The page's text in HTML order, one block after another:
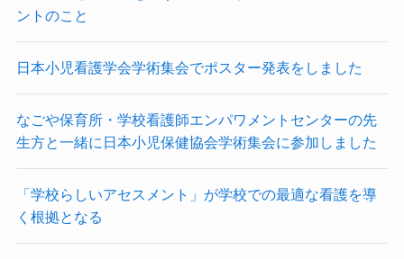
ントのこと
日本小児看護学会学術集会でポスター発表をしました
なごや保育所・学校看護師エンパワメントセンターの先
生方と一緒に日本小児保健協会学術集会に参加しました
「学校らしいアセスメント」が学校での最適な看護を導
く根拠となる